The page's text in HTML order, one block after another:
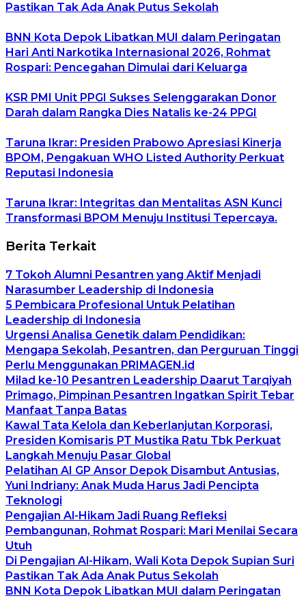
Pastikan Tak Ada Anak Putus Sekolah
BNN Kota Depok Libatkan MUI dalam Peringatan
Hari Anti Narkotika Internasional 2026, Rohmat
Rospari: Pencegahan Dimulai dari Keluarga
KSR PMI Unit PPGI Sukses Selenggarakan Donor
Darah dalam Rangka Dies Natalis ke-24 PPGI
Taruna Ikrar: Presiden Prabowo Apresiasi Kinerja
BPOM, Pengakuan WHO Listed Authority Perkuat
Reputasi Indonesia
Taruna Ikrar: Integritas dan Mentalitas ASN Kunci
Transformasi BPOM Menuju Institusi Tepercaya.
Berita Terkait
7 Tokoh Alumni Pesantren yang Aktif Menjadi
Narasumber Leadership di Indonesia
5 Pembicara Profesional Untuk Pelatihan
Leadership di Indonesia
Urgensi Analisa Genetik dalam Pendidikan:
Mengapa Sekolah, Pesantren, dan Perguruan Tinggi
Perlu Menggunakan PRIMAGEN.id
Milad ke-10 Pesantren Leadership Daarut Tarqiyah
Primago, Pimpinan Pesantren Ingatkan Spirit Tebar
Manfaat Tanpa Batas
Kawal Tata Kelola dan Keberlanjutan Korporasi,
Presiden Komisaris PT Mustika Ratu Tbk Perkuat
Langkah Menuju Pasar Global
Pelatihan AI GP Ansor Depok Disambut Antusias,
Yuni Indriany: Anak Muda Harus Jadi Pencipta
Teknologi
Pengajian Al-Hikam Jadi Ruang Refleksi
Pembangunan, Rohmat Rospari: Mari Menilai Secara
Utuh
Di Pengajian Al-Hikam, Wali Kota Depok Supian Suri
Pastikan Tak Ada Anak Putus Sekolah
BNN Kota Depok Libatkan MUI dalam Peringatan